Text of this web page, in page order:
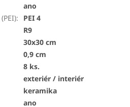
ano
:
PEI 4
R9
30x30 cm
0,9 cm
8 ks.
exteriér / interiér
keramika
ano